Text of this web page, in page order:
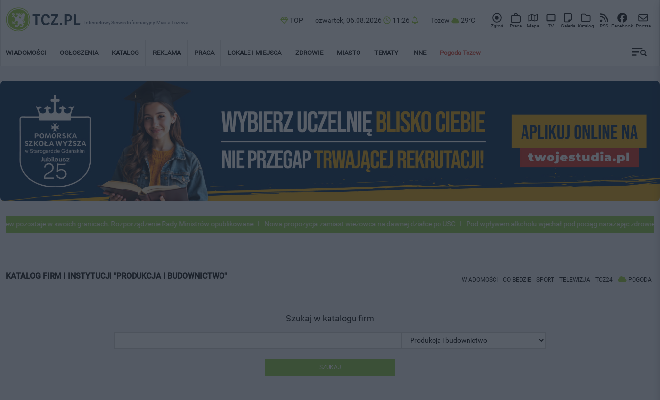
Internetowy Serwis Informacyjny Miasta Tczewa TOP czwartek, 06.08.2026 11:26 Tczew 29°C
Zgłoś Praca Mapa TV Galeria Katalog RSS Facebook Poczta
WIADOMOŚCI OGŁOSZENIA KATALOG REKLAMA PRACA LOKALE I MIEJSCA ZDROWIE MIASTO TEMATY INNE Pogoda Tczew
w swoich granicach. Rozporządzenie Rady Ministrów opublikowane Nowa propozycja zamiast wieżowca na dawnej działce po USC Pod wpływem alkoholu wjechał pod pociąg narażając zdrowie i życie
KATALOG FIRM I INSTYTUCJI "PRODUKCJA I BUDOWNICTWO" WIADOMOŚCI CO BĘDZIE SPORT TELEWIZJA TCZ24 POGODA
Szukaj w katalogu firm
SZUKAJ